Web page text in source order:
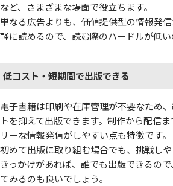
など、さまざまな場面で役立ちます。
単なる広告よりも、価値提供型の情報発
軽に読めるので、読む際のハードルが低い
低コスト・短期間で出版できる
電子書籍は印刷や在庫管理が不要なため
トを抑えて出版できます。制作から配信
リーな情報発信がしやすい点も特徴です。
初めて出版に取り組む場合でも、挑戦しや
きっかけがあれば、誰でも出版できるの
てみるのも良いでしょう。